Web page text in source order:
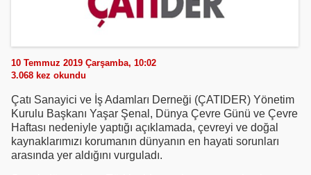
10 Temmuz 2019 Çarşamba, 10:02
3.068 kez okundu
Çatı Sanayici ve İş Adamları Derneği (ÇATIDER) Yönetim
Kurulu Başkanı Yaşar Şenal, Dünya Çevre Günü ve Çevre
Haftası nedeniyle yaptığı açıklamada, çevreyi ve doğal
kaynaklarımızı korumanın dünyanın en hayati sorunları
arasında yer aldığını vurguladı.